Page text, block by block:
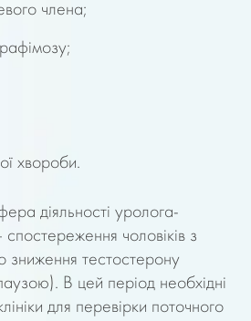
члена;
хвороби.
діяльності уролога-
чоловіків з
зниження тестостерону
В цей період необхідні
для перевірки поточного